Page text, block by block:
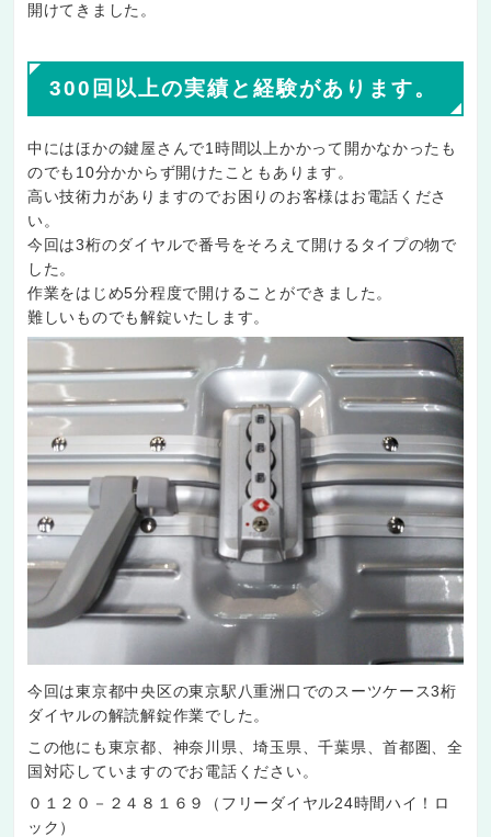
開けてきました。
300回以上の実績と経験があります。
中にはほかの鍵屋さんで1時間以上かかって開かなかったも
のでも10分かからず開けたこともあります。
高い技術力がありますのでお困りのお客様はお電話くださ
い。
今回は3桁のダイヤルで番号をそろえて開けるタイプの物で
した。
作業をはじめ5分程度で開けることができました。
難しいものでも解錠いたします。
今回は東京都中央区の東京駅八重洲口でのスーツケース3桁
ダイヤルの解読解錠作業でした。
この他にも東京都、神奈川県、埼玉県、千葉県、首都圏、全
国対応していますのでお電話ください。
０１２０－２４８１６９（フリーダイヤル24時間ハイ！ロ
ック）